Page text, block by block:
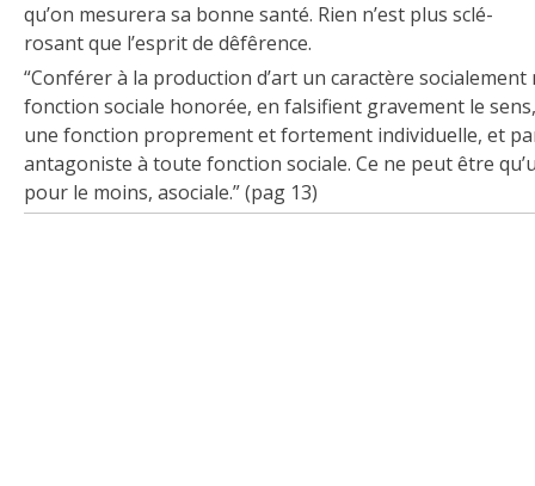
qu’on mesurera sa bonne santé. Rien n’est plus sclé-
rosant que l’esprit de dêfêrence.
“Conférer à la production d’art un caractère
fonction sociale honorée, en falsifient gravement le
une fonction proprement et fortement individuelle, et
antagoniste à toute fonction sociale. Ce ne peut être
pour le moins, asociale.” (pag 13)